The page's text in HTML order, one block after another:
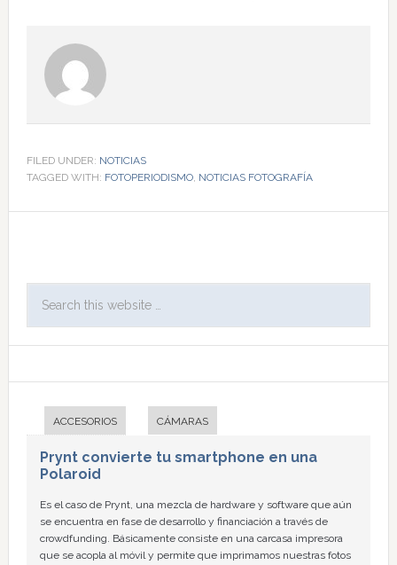
FILED UNDER: NOTICIAS
TAGGED WITH: FOTOPERIODISMO, NOTICIAS FOTOGRAFÍA
ACCESORIOS CÁMARAS
Prynt convierte tu smartphone en una
Polaroid
Es el caso de Prynt, una mezcla de hardware y software que aún
se encuentra en fase de desarrollo y financiación a través de
crowdfunding. Básicamente consiste en una carcasa impresora
que se acopla al móvil y permite que imprimamos nuestras fotos